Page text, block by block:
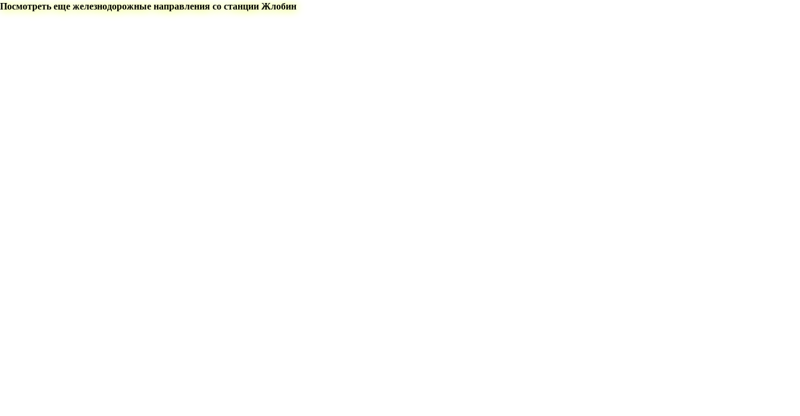
Посмотреть еще железнодорожные направления со станции Жлобин